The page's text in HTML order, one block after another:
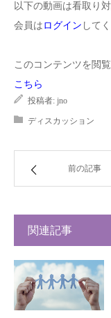
以下の動画は看取り
会員は ログイン して
このコンテンツを閲
こちら
投稿者: jno
ディスカッション
前の記事
関連記事